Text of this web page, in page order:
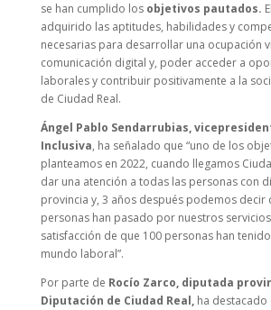
se han cumplido los objetivos pautados.
adquirido las aptitudes, habilidades y
necesarias para desarrollar una ocupación
comunicación digital y, poder acceder a
laborales y contribuir positivamente a la
de Ciudad Real.
Ángel Pablo Sendarrubias,
Inclusiva, ha señalado que “uno de los
planteamos en 2022, cuando llegamos
dar una atención a todas las personas con
provincia y, 3 años después podemos decir
personas han pasado por nuestros
satisfacción de que 100 personas han
mundo laboral”.
Por parte de Rocío Zarco, diputada
Diputación de Ciudad Real, ha destacado